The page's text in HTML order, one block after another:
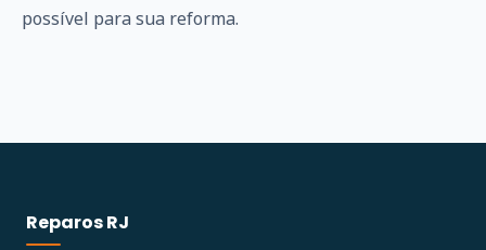
possível para sua reforma.
Reparos RJ